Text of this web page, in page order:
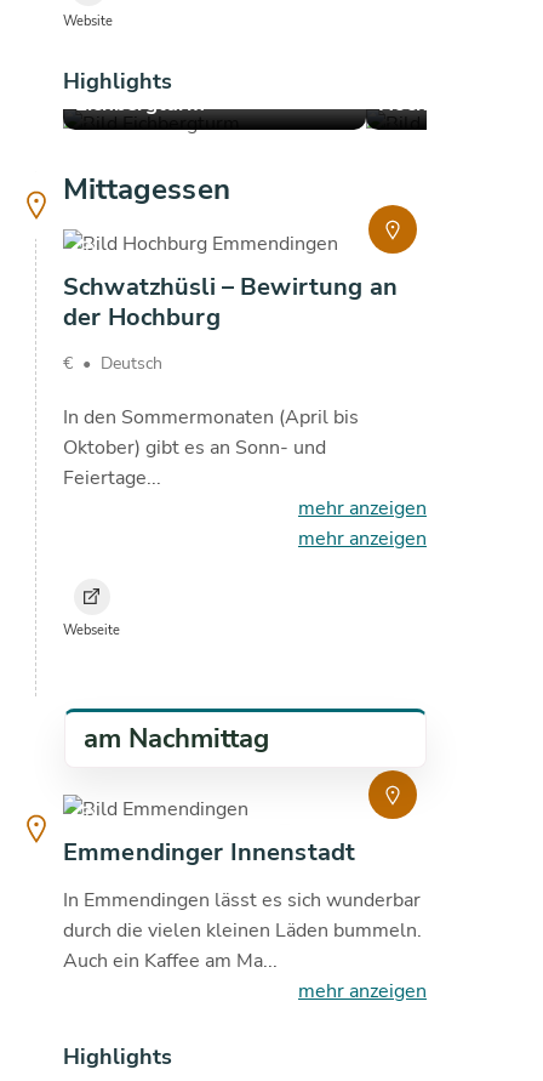
Website
Highlights
copyright
Eichbergturm
copyright
Hochburg
Mittagessen
copyright
Schwatzhüsli – Bewirtung an
der Hochburg
€ • Deutsch
In den Sommermonaten (April bis
Oktober) gibt es an Sonn- und
Feiertage...
mehr anzeigen
mehr anzeigen
Webseite
am Nachmittag
copyright
30.1
Emmendinger Innenstadt
In Emmendingen lässt es sich wunderbar
durch die vielen kleinen Läden bummeln.
Auch ein Kaffee am Ma...
mehr anzeigen
Highlights